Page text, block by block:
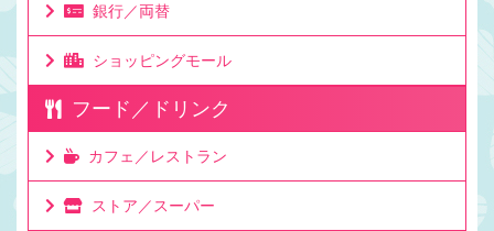
銀行／両替
ショッピングモール
フード／ドリンク
カフェ／レストラン
ストア／スーパー